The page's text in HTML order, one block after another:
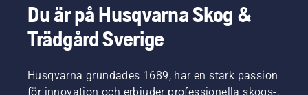
Du är på Husqvarna Skog &
Trädgård Sverige
Husqvarna grundades 1689, har en stark passion
för innovation och erbjuder professionella skogs-,